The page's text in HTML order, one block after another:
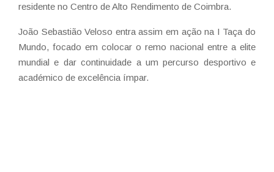
residente no Centro de Alto Rendimento de Coimbra.
João Sebastião Veloso entra assim em ação na I Taça do
Mundo, focado em colocar o remo nacional entre a elite
mundial e dar continuidade a um percurso desportivo e
académico de excelência ímpar.